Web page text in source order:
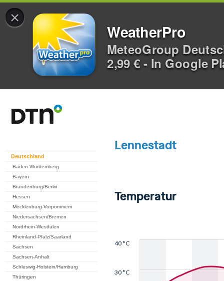
×
WeatherPro
MeteoGroup
2,99 € - In Google
Deutschland
Baden-Württemberg
Bayern
Brandenburg/Berlin
Hessen
Mecklenburg-Vorpommern
Niedersachsen/Bremen
Nordrhein-Westfalen
Rheinland-Pfalz/Saarland
Sachsen
Sachsen-Anhalt
Schleswig-Holstein/Hamburg
Thüringen